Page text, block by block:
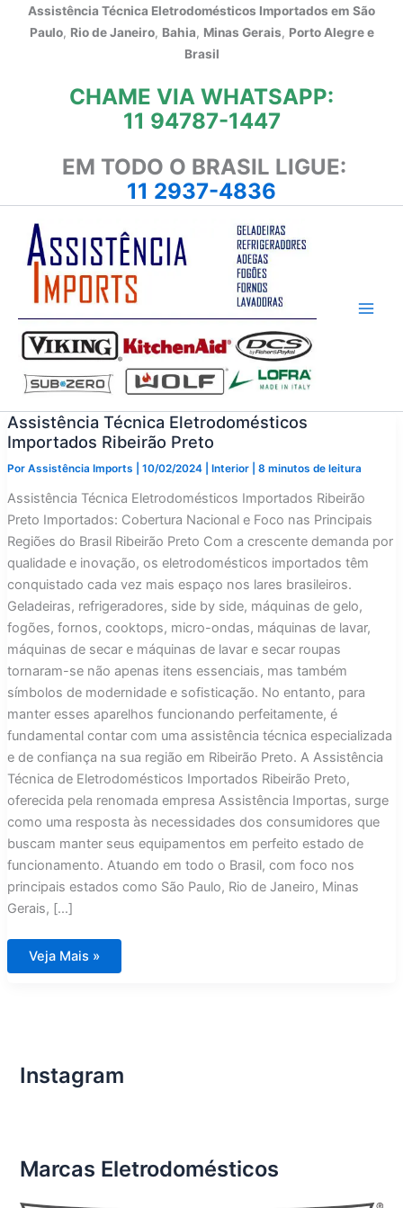
Assistência Técnica Eletrodomésticos Importados em São
Paulo, Rio de Janeiro, Bahia, Minas Gerais, Porto Alegre e
Brasil
CHAME VIA WHATSAPP:
11 94787-1447
EM TODO O BRASIL LIGUE:
11 2937-4836
Assistência Técnica Eletrodomésticos
Importados Ribeirão Preto
Por Assistência Imports 10/02/2024 Interior| 8 minutos de leitura
Assistência Técnica Eletrodomésticos Importados Ribeirão
Preto Importados: Cobertura Nacional e Foco nas Principais
Regiões do Brasil Ribeirão Preto Com a crescente demanda por
qualidade e inovação, os eletrodomésticos importados têm
conquistado cada vez mais espaço nos lares brasileiros.
Geladeiras, refrigeradores, side by side, máquinas de gelo,
fogões, fornos, cooktops, micro-ondas, máquinas de lavar,
máquinas de secar e máquinas de lavar e secar roupas
tornaram-se não apenas itens essenciais, mas também
símbolos de modernidade e sofisticação. No entanto, para
manter esses aparelhos funcionando perfeitamente, é
fundamental contar com uma assistência técnica especializada
e de confiança na sua região em Ribeirão Preto. A Assistência
Técnica de Eletrodomésticos Importados Ribeirão Preto,
oferecida pela renomada empresa Assistência Importas, surge
como uma resposta às necessidades dos consumidores que
buscam manter seus equipamentos em perfeito estado de
funcionamento. Atuando em todo o Brasil, com foco nos
principais estados como São Paulo, Rio de Janeiro, Minas
Gerais, […]
Assistência
Técnica
Veja Mais »
Instagram
Marcas Eletrodomésticos